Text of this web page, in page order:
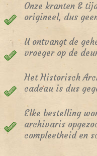
Onze kranten &
origineel, dus
U ontvangt de
vroeger op de
Het Historisch
cadeau is dus
Elke bestelling
archivaris
compleetheid en